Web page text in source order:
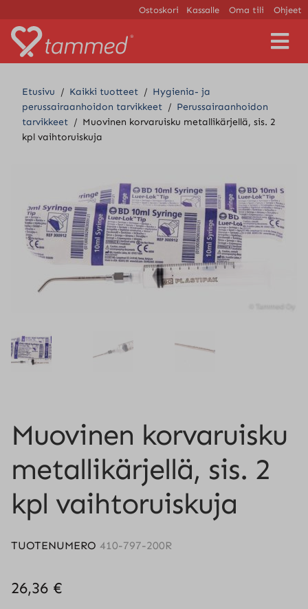
Ostoskori Kassalle Oma tili Ohjeet
V
a
l
Etusivu / Kaikki tuotteet / Hygienia- ja
perussairaanhoidon tarvikkeet / Perussairaanhoidon
tarvikkeet / Muovinen korvaruisku metallikärjellä, sis. 2
kpl vaihtoruiskuja
Muovinen korvaruisku
metallikärjellä, sis. 2
kpl vaihtoruiskuja
TUOTENUMERO 410-797-200R
26,36 €